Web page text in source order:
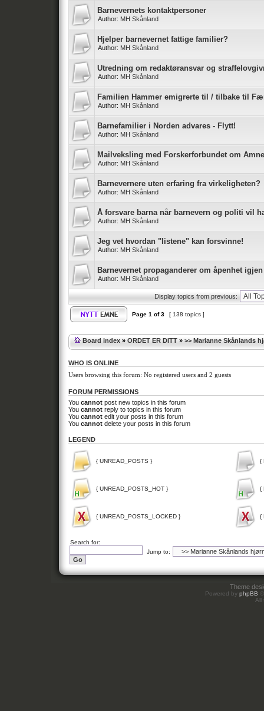
Barnevernets kontaktpersoner
Author: MH Skånland
Hjelper barnevernet fattige familier?
Author: MH Skånland
Utredning om redaktøransvar og
Author: MH Skånland
Familien Hammer emigrerte til / tilbake til
Author: MH Skånland
Barnefamilier i Norden advares - Flytt!
Author: MH Skånland
Mailveksling med Forskerforbundet om
Author: MH Skånland
Barnevernere uten erfaring fra virkeligheten?
Author: MH Skånland
Å forsvare barna når barnevern og politi vil
Author: MH Skånland
Jeg vet hvordan "listene" kan forsvinne!
Author: MH Skånland
Barnevernet propaganderer om åpenhet igjen
Author: MH Skånland
Display topics from previous:
Page 1 of3 [ 138 topics ]
Board index » ORDET ER DITT » >> Marianne Skånlands
WHO IS ONLINE
Users browsing this forum: No registered users and 2 guests
FORUM PERMISSIONS
You cannot post new topics in this forum
You cannot reply to topics in this forum
You cannot edit your posts in this forum
You cannot delete your posts in this forum
LEGEND
{ UNREAD_POSTS } {
{ UNREAD_POSTS_HOT } {
{ UNREAD_POSTS_LOCKED } {
Search for:
Jump to:
Theme
Powered by phpBB
All